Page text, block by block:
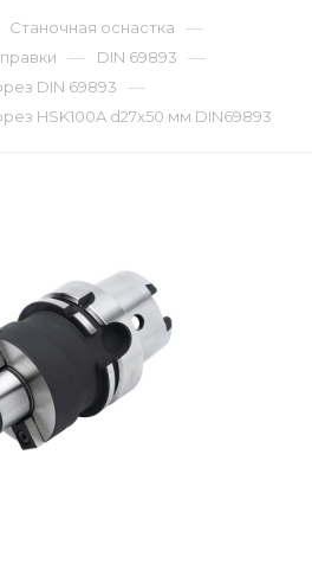
Станочная оснастка —
— DIN 69893 —
DIN 69893 —
HSK100A d27x50 мм DIN69893